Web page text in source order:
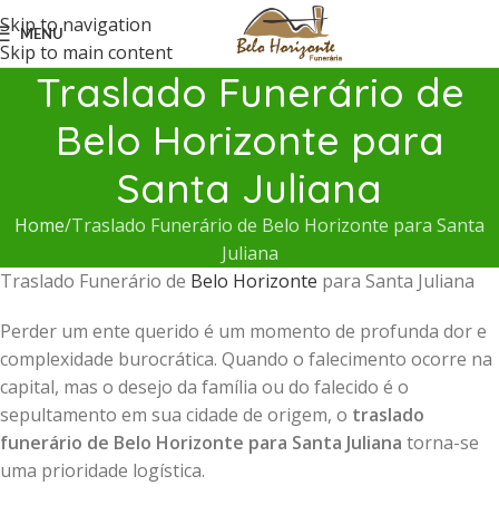
Skip to navigation
Skip to main content
MENU
Traslado Funerário de
Belo Horizonte para
Santa Juliana
Home Traslado Funerário de Belo Horizonte para Santa
Juliana
Traslado Funerário de Belo Horizonte para Santa Juliana
Perder um ente querido é um momento de profunda dor e
complexidade burocrática. Quando o falecimento ocorre na
capital, mas o desejo da família ou do falecido é o
sepultamento em sua cidade de origem, o traslado
funerário de Belo Horizonte para Santa Juliana torna-se
uma prioridade logística.